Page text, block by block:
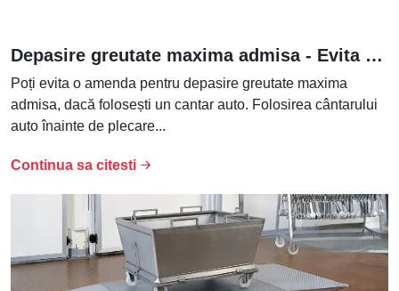
Depasire greutate maxima admisa - Evita amenda cu un cantar auto!
Poți evita o amenda pentru depasire greutate maxima
admisa, dacă folosești un cantar auto. Folosirea cântarului
auto înainte de plecare...
Continua sa citesti